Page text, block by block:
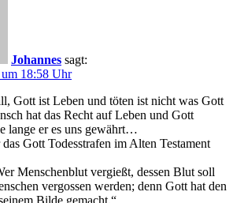
Johannes sagt:
18:58 Uhr
Gott ist Leben und töten ist nicht was Gott
hat das Recht auf Leben und Gott
lange er es uns gewährt…
Gott Todesstrafen im Alten Testament
Menschenblut vergießt, dessen Blut soll
vergossen werden; denn Gott hat den
Bilde gemacht.“